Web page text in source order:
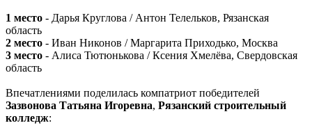
1 место - Дарья Круглова / Антон Телельков, Рязанская
область
2 место - Иван Никонов / Маргарита Приходько, Москва
3 место - Алиса Тютюнькова / Ксения Хмелёва, Свердовская
область
Впечатлениями поделилась компатриот победителей
Зазвонова Татьяна Игоревна, Рязанский строительный
колледж: